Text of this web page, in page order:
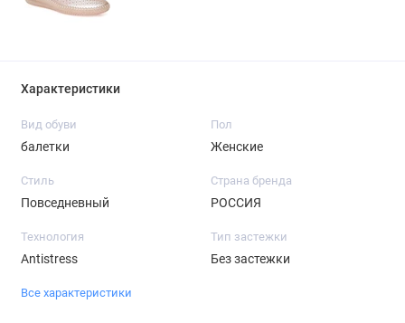
Характеристики
Вид обуви
балетки
Пол
Женские
Стиль
Повседневный
Страна бренда
РОССИЯ
Технология
Antistress
Тип застежки
Без застежки
Все характеристики